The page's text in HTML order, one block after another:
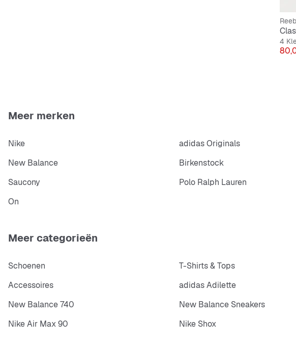
4
Prijs
Meer merken
Nike adidas Originals
New Balance
Birkenstock
Saucony
Polo Ralph Lauren
On
Meer categorieën
Schoenen T-Shirts & Tops
Accessoires
adidas Adilette
New Balance 740
New Balance Sneakers
Nike Air Max 90
Nike Shox